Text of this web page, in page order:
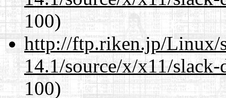
100)
http://ftp.riken.jp/Linux/
14.1/source/x/x11/
100)